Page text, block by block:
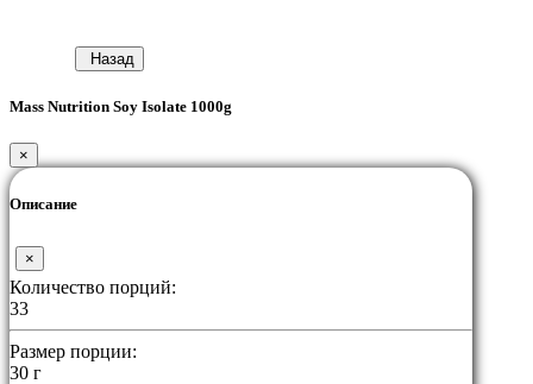
Назад
Mass Nutrition Soy Isolate 1000g
×
Описание
×
Количество порций:
33
Размер порции:
30 г